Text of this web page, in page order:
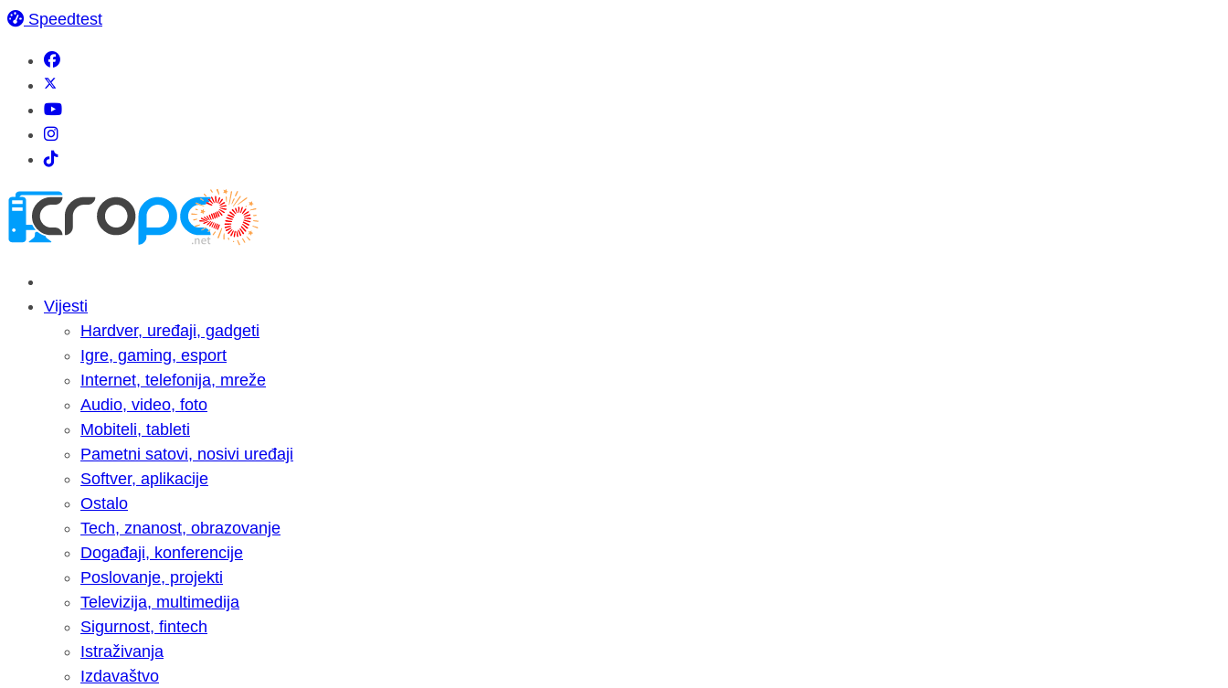
Speedtest
Vijesti
Hardver, uređaji, gadgeti
Igre, gaming, esport
Internet, telefonija, mreže
Audio, video, foto
Mobiteli, tableti
Pametni satovi, nosivi uređaji
Softver, aplikacije
Ostalo
Tech, znanost, obrazovanje
Događaji, konferencije
Poslovanje, projekti
Televizija, multimedija
Sigurnost, fintech
Istraživanja
Izdavaštvo